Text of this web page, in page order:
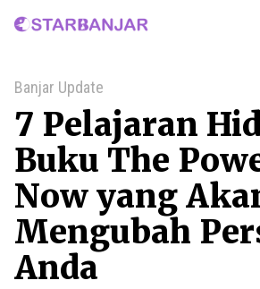
Home
Banjar Update
7 Pelajaran
Buku The
Now yang
Mengubah
Anda